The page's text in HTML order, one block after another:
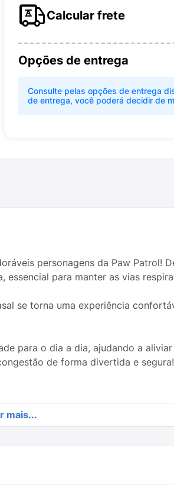
Calcular frete
Opções de entrega
Consulte pelas opções de entrega
de entrega, você poderá decidir de
personagens da Paw Patrol!
para manter as vias
se torna uma experiência
para o dia a dia, ajudando a
de forma divertida e
mais...